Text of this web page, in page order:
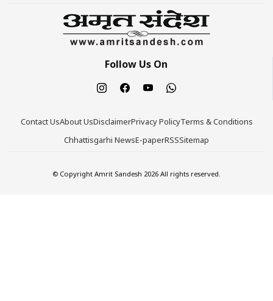
Follow Us On
Contact UsAbout UsDisclaimerPrivacy PolicyTerms & Conditions
Chhattisgarhi NewsE-paperRSSSitemap
© Copyright Amrit Sandesh 2026 All rights reserved.